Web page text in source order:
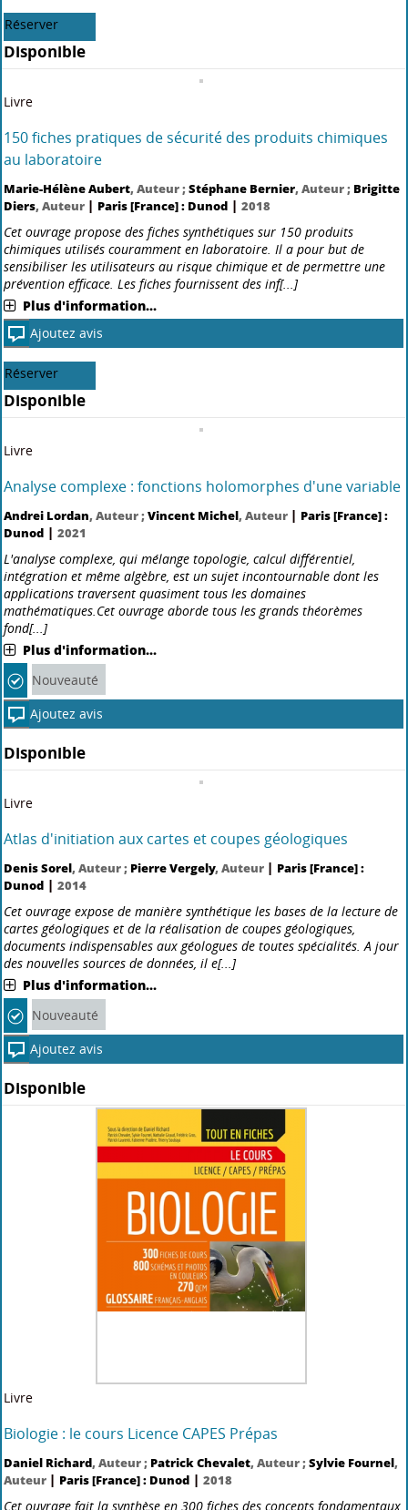
Réserver
Disponible
Livre
150 fiches pratiques de sécurité des produits chimiques
au laboratoire
Marie-Hélène Aubert, Auteur ;Stéphane Bernier, Auteur ;Brigitte
Diers, Auteur|Paris [France] : Dunod
Cet ouvrage propose des fiches synthétiques sur 150 produits
chimiques utilisés couramment en laboratoire. Il a pour but de
sensibiliser les utilisateurs au risque chimique et de permettre une
prévention efficace. Les fiches fournissent des inf[...]
Disponible
Livre
Analyse complexe : fonctions holomorphes d'une variable
Andrei Lordan, Auteur ;Vincent Michel, Auteur|Paris [France] :
Dunod|2021
L'analyse complexe, qui mélange topologie, calcul différentiel,
intégration et même algèbre, est un sujet incontournable dont les
applications traversent quasiment tous les domaines
mathématiques.Cet ouvrage aborde tous les grands théorèmes
fond[...]
Plus d'information...
Ajoutez avis
Denis Sorel
Cet ouvrage expose de manière synthétique les bases de la lecture de
documents indispensables aux géologues de toutes spécialités. A jour
des nouvelles sources de données, il e[...]